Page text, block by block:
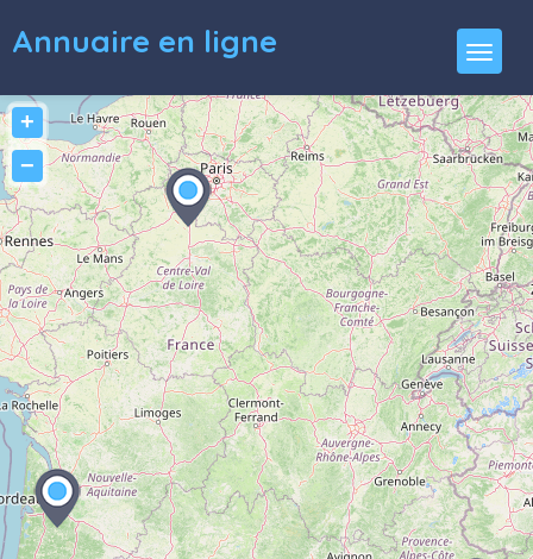
Annuaire en ligne
+
−